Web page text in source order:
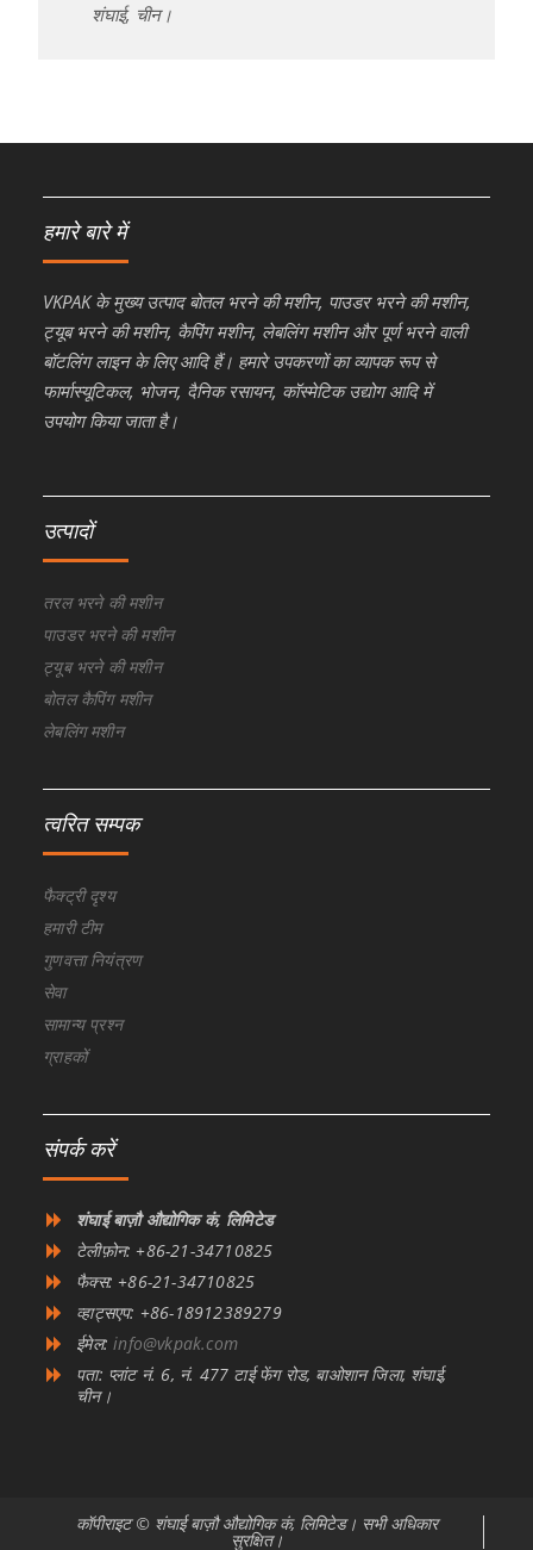
शंघाई, चीन।
हमारे बारे में
VKPAK के मुख्य उत्पाद बोतल भरने की मशीन, पाउडर भरने की मशीन,
ट्यूब भरने की मशीन, कैपिंग मशीन, लेबलिंग मशीन और पूर्ण भरने वाली
बॉटलिंग लाइन के लिए आदि हैं। हमारे उपकरणों का व्यापक रूप से
फार्मास्यूटिकल, भोजन, दैनिक रसायन, कॉस्मेटिक उद्योग आदि में
उपयोग किया जाता है।
उत्पादों
तरल भरने की मशीन
पाउडर भरने की मशीन
ट्यूब भरने की मशीन
बोतल कैपिंग मशीन
लेबलिंग मशीन
त्वरित सम्पक
फैक्ट्री दृश्य
हमारी टीम
गुणवत्ता नियंत्रण
सेवा
सामान्य प्रश्न
ग्राहकों
संपर्क करें
शंघाई बाज़ौ औद्योगिक कं, लिमिटेड
टेलीफ़ोन: +86-21-34710825
फैक्स: +86-21-34710825
व्हाट्सएप: +86-18912389279
ईमेल:info@vkpak.com
पता: प्लांट नं. 6, नं. 477 टाई फेंग रोड, बाओशान जिला, शंघाई,
चीन।
कॉपीराइट © शंघाई बाज़ौ औद्योगिक कं, लिमिटेड। सभी अधिकार
सुरक्षित।